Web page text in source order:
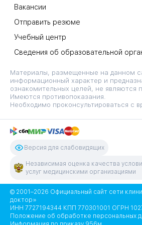
Вакансии
Отправить резюме
Учебный центр
Сведения об образовательной
Материалы, размещенные на данном
информационный характер и
ознакомительных целей, не являются
Имеются противопоказания.
Необходимо проконсультироваться с
Версия для слабовидящих
Независимая оценка качества
услуг медицинскими организациями
© 2001–2026 Официальный сайт сети
доктор»
ИНН 7727194344 КПП 770301001 ОГРН
Положение об обработке персональных